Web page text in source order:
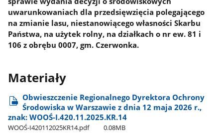
uwarunkowaniach dla przedsięwzięcia polegającego
na zmianie lasu, niestanowiącego własności Skarbu
Państwa, na użytek rolny, na działkach o nr ew. 81 i
106 z obrębu 0007, gm. Czerwonka.
Materiały
Obwieszczenie Regionalnego Dyrektora Ochrony
Środowiska w Warszawie z dnia 12 maja 2026 r.,
znak: WOOŚ-I.420.11.2025.KR.14
WOOŚ-I420112025KR14.pdf 0.08MB